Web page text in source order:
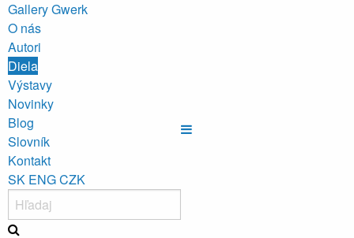
Gallery Gwerk
O nás
Autori
Diela
Výstavy
Novinky
Blog
Slovník
Kontakt
SK ENGCZK